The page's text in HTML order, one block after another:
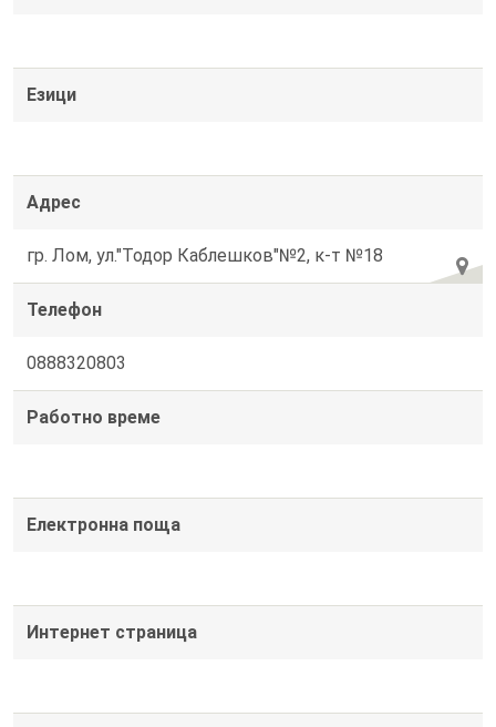
Езици
Адрес
гр. Лом, ул."Тодор Каблешков"№2, к-т №18
Телефон
0888320803
Работно време
Електронна поща
Интернет страница